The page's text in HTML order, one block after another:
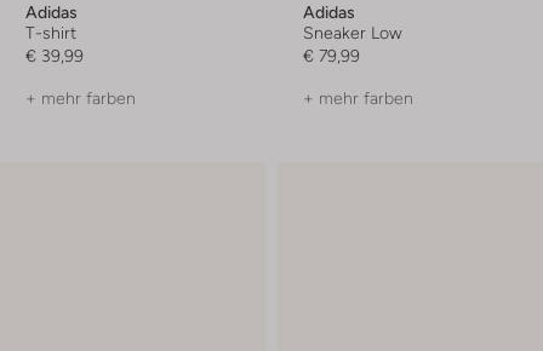
Adidas
T-shirt
€ 39,99
+ mehr farben
Adidas
Sneaker Low
€ 79,99
+ mehr farben